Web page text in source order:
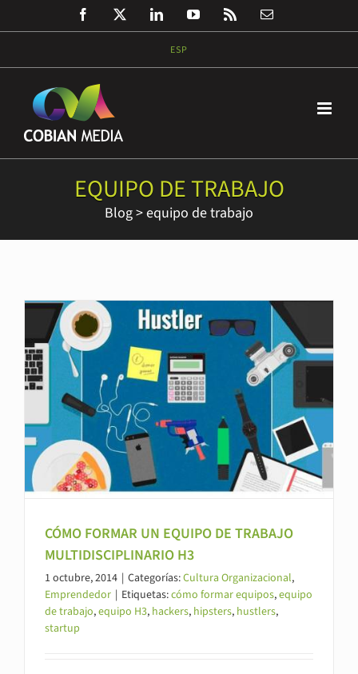
al
FacebookTwitterLinkedInYouTube
Correo
ESP
EQUIPO DE TRABAJO
Blog>equipo de trabajo
CÓMO FORMAR UN EQUIPO DE TRABAJO
MULTIDISCIPLINARIO H3
1 octubre, 2014 | Categorías:Cultura Organizacional,
Emprendedor | Etiquetas:cómo formar equipos,equipo
de trabajo,equipo H3, hackers, hipsters, hustlers,
startup